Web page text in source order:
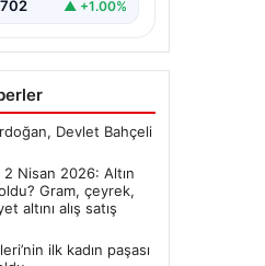
▲ +1.00%
Devlet Bahçeli
2 Nisan 2026: Altın
Gram, çeyrek,
altını alış satış
ilk kadın paşası